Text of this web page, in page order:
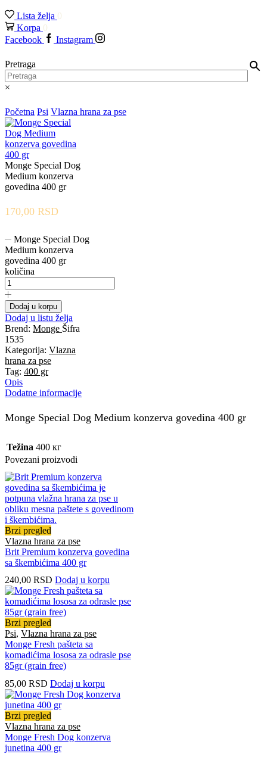
Lista želja 0
Korpa 0
Facebook
Instagram
Pretraga
×
Početna Psi Vlazna hrana za pse
Monge Special Dog
Medium konzerva
govedina 400 gr
170,00 RSD
Monge Special Dog
Medium konzerva
govedina 400 gr
količina
Dodaj u korpu
Dodaj u listu želja
Brend: Monge Šifra
1535
Kategorija: Vlazna
hrana za pse
Tag: 400 gr
Opis
Dodatne informacije
Monge Special Dog Medium konzerva govedina 400 gr
Težina 400 кг
Povezani proizvodi
Brzi pregled
Vlazna hrana za pse
Brit Premium konzerva govedina
sa škembićima 400 gr
240,00 RSD Dodaj u korpu
Brzi pregled
Psi, Vlazna hrana za pse
Monge Fresh pašteta sa
komadićima lososa za odrasle pse
85gr (grain free)
85,00 RSD Dodaj u korpu
Brzi pregled
Vlazna hrana za pse
Monge Fresh Dog konzerva
junetina 400 gr